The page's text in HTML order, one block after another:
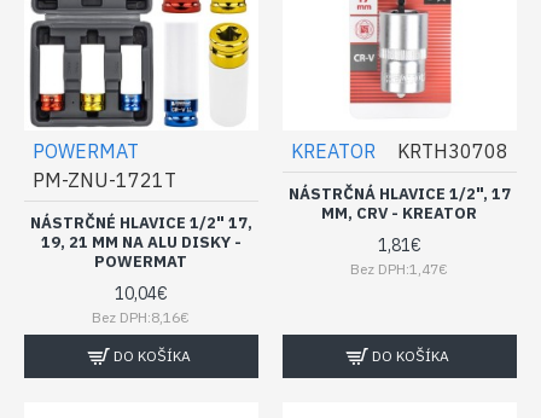
POWERMAT
PM-ZNU-1721T
NÁSTRČNÉ HLAVICE 1/2" 17,
19, 21 MM NA ALU DISKY -
POWERMAT
10,04€
Bez DPH:8,16€
DO KOŠÍKA
KREATOR KRTH30708
NÁSTRČNÁ HLAVICE 1/2", 17
MM, CRV - KREATOR
1,81€
Bez DPH:1,47€
DO KOŠÍKA